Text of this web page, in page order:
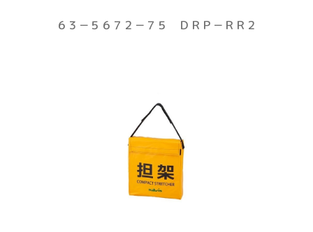
６３－５６７２－７５ ＤＲＰ－ＲＲ２